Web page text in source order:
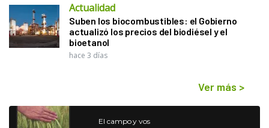
Actualidad
Suben los biocombustibles: el Gobierno
actualizó los precios del biodiésel y el
bioetanol
hace 3 días
Ver más >
El campo y vos